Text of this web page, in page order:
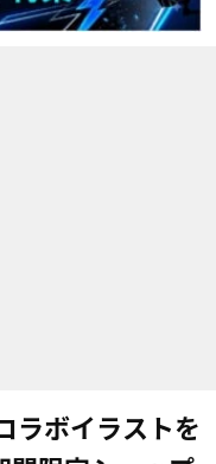
ラボイラストを